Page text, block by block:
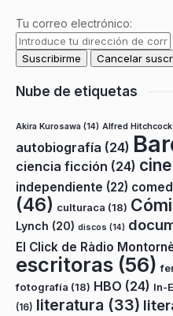
Tu correo electrónico:
Nube de etiquetas
Akira Kurosawa (14) Alfred Hitchcock
autobiografía (24)
ciencia ficción (24) cine
independiente (22)
(46) culturaca (18)
Lynch (20) discos (14)
El Click de Ràdio
escritoras (56)
fotografía (18) HBO (24) In-
(16) literatura (33)